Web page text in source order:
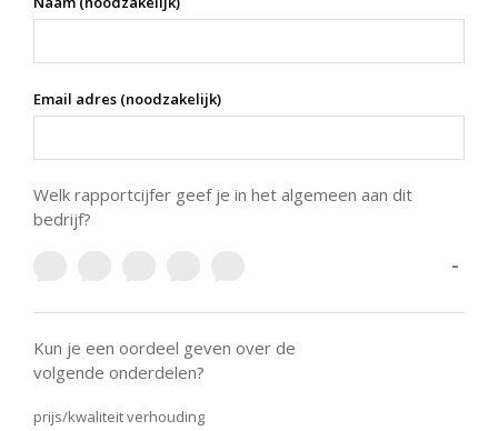
Email adres (noodzakelijk)
Welk rapportcijfer geef je in het algemeen aan dit
bedrijf?
-
Kun je een oordeel geven over de
volgende onderdelen?
prijs/kwaliteit verhouding